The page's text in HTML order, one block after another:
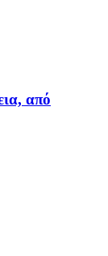
από